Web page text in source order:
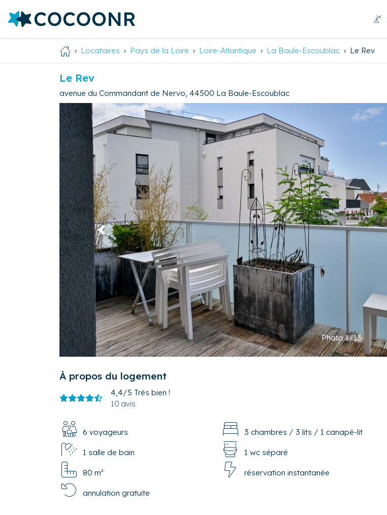
Locataires Pays de la Loire Loire-Atlantique La Baule-Escoublac Le Rev
Le Rev
avenue du Commandant de Nervo 44500 La Baule-Escoublac
Photo 1/13
Précédent
À propos du logement
4,4/5 Très bien !
10 avis
6 voyageurs 3 chambres / 3 lits / 1 canapé-lit
1 salle de bain 1 wc séparé
80 m² réservation instantanée
annulation gratuite